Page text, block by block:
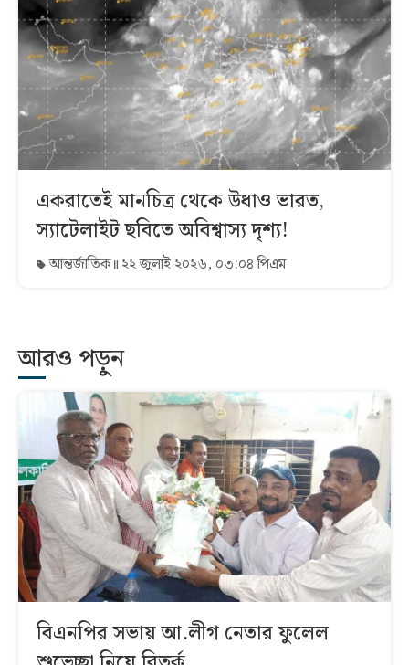
একরাতেই মানচিত্র থেকে উধাও ভারত,
স্যাটেলাইট ছবিতে অবিশ্বাস্য দৃশ্য!
আন্তর্জাতিক ২২ জুলাই ২০২৬, ০৩:০৪ পিএম
আরও পড়ুন
বিএনপির সভায় আ.লীগ নেতার ফুলেল